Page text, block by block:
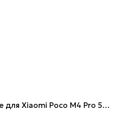
Чехол Full Case with frame для Xiaomi Poco M4 Pro 5G Lilac